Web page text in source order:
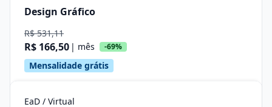
Design Gráfico
R$ 531,11
R$ 166,50 | mês -69%
Mensalidade grátis
EaD / Virtual